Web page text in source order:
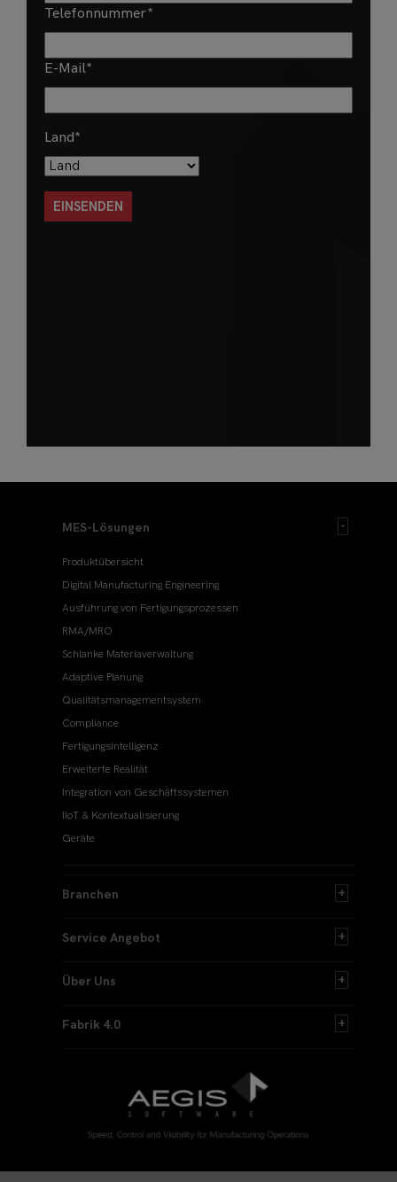
Telefonnummer*
E-Mail*
Land*
MES-Lösungen
Produktübersicht
Digital Manufacturing Engineering
Ausführung von Fertigungsprozessen
RMA/MRO
Schlanke Materiaverwaltung
Adaptive Planung
Qualitätsmanagementsystem
Compliance
Fertigungsintelligenz
Erweiterte Realität
Integration von Geschäftssystemen
IIoT & Kontextualisierung
Geräte
Branchen
Service Angebot
Über Uns
Fabrik 4.0